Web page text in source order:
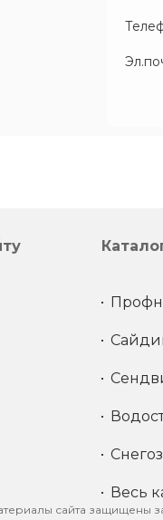
Весь
сайта защищены